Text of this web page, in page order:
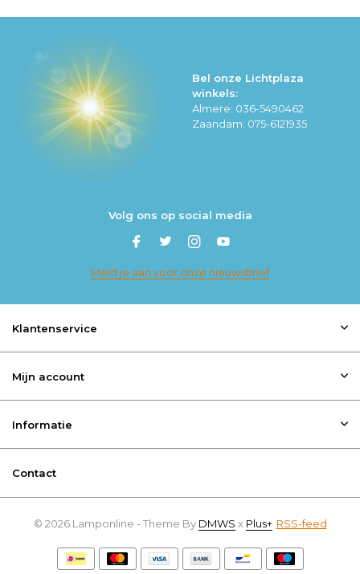
Bel onze Lichtplaza
winkels:
Almere: 036-5490462
Zaandam: 075-6121935
Volg ons op social media
Meld je aan voor onze nieuwsbrief
Klantenservice
Mijn account
Informatie
Contact
© 2026 Lamponline - Theme By DMWS x Plus+ RSS-feed